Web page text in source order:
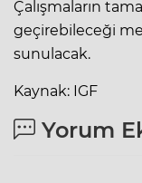
Çalışmaların
geçirebileceği
sunulacak.
Kaynak: IGF
Yorum